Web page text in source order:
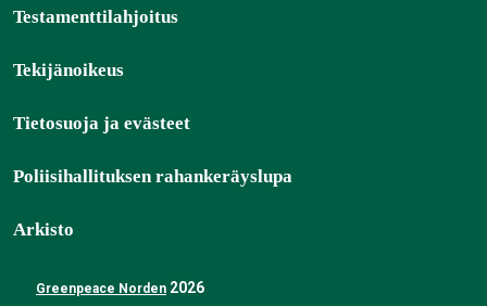
Testamenttilahjoitus
Tekijänoikeus
Tietosuoja ja evästeet
Poliisihallituksen rahankeräyslupa
Arkisto
Greenpeace Norden 2026